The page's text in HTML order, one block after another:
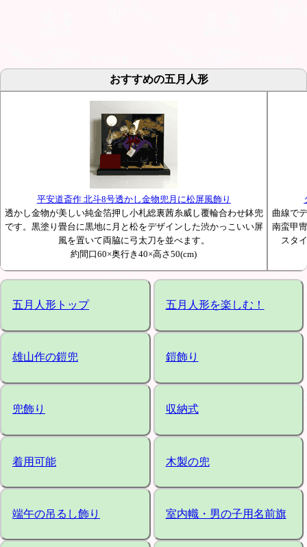
おすすめの五月人形
平安道斎作 北斗8号透かし金物兜月に松屏風飾り
透かし金物が美しい純金箔押し小札総裏茜糸威し覆輪合わせ鉢兜
です。黒塗り畳台に黒地に月と松をデザインした渋かっこいい屏
風を置いて両脇に弓太刀を並べます。
約間口60×奥行き40×高さ50(cm)
曲線で
南蛮甲
スタ
五月人形トップ 五月人形を楽しむ！
雄山作の鎧兜 鎧飾り
兜飾り 収納式
着用可能 木製の兜
端午の吊るし飾り 室内幟・男の子用名前旗